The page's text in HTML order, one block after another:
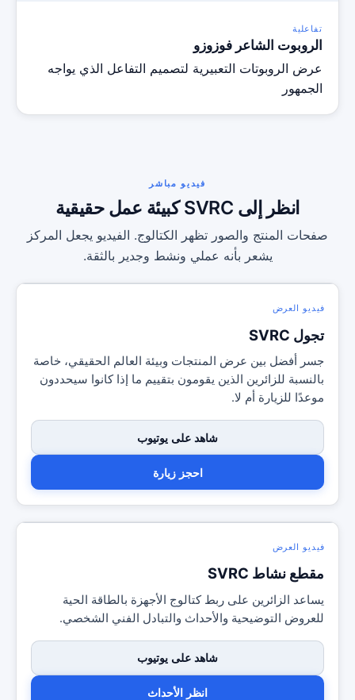
تفاعلية
الروبوت الشاعر فوزوزو
عرض الروبوتات التعبيرية لتصميم التفاعل الذي يواجه
الجمهور
فيديو مباشر
انظر إلى SVRC كبيئة عمل حقيقية
صفحات المنتج والصور تظهر الكتالوج. الفيديو يجعل المركز
يشعر بأنه عملي ونشط وجدير بالثقة.
فيديو العرض
تجول SVRC
جسر أفضل بين عرض المنتجات وبيئة العالم الحقيقي، خاصة
بالنسبة للزائرين الذين يقومون بتقييم ما إذا كانوا سيحددون
موعدًا للزيارة أم لا.
شاهد على يوتيوب
احجز زيارة
فيديو العرض
مقطع نشاط SVRC
يساعد الزائرين على ربط كتالوج الأجهزة بالطاقة الحية
للعروض التوضيحية والأحداث والتبادل الفني الشخصي.
شاهد على يوتيوب
انظر الأحداث